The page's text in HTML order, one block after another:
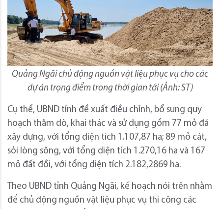
Quảng Ngãi chủ động nguồn vật liệu phục vụ cho các
dự án trọng điểm trong thời gian tới (Ảnh: ST)
Cụ thể, UBND tỉnh đề xuất điều chỉnh, bổ sung quy
hoạch thăm dò, khai thác và sử dụng gồm 77 mỏ đá
xây dựng, với tổng diện tích 1.107,87 ha; 89 mỏ cát,
sỏi lòng sông, với tổng diện tích 1.270,16 ha và 167
mỏ đất đồi, với tổng diện tích 2.182,2869 ha.
Theo UBND tỉnh Quảng Ngãi, kế hoạch nói trên nhằm
để chủ động nguồn vật liệu phục vụ thi công các